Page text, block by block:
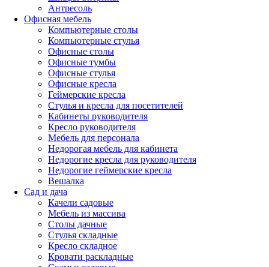
Антресоль
Офисная мебель
Компьютерные столы
Компьютерные стулья
Офисные столы
Офисные тумбы
Офисные стулья
Офисные кресла
Геймерские кресла
Стулья и кресла для посетителей
Кабинеты руководителя
Кресло руководителя
Мебель для персонала
Недорогая мебель для кабинета
Недорогие кресла для руководителя
Недорогие геймерские кресла
Вешалка
Сад и дача
Качели садовые
Мебель из массива
Столы дачные
Стулья складные
Кресло складное
Кровати раскладные